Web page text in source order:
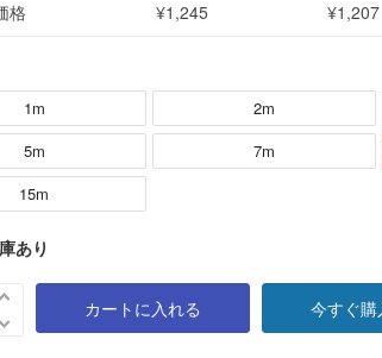
格 ¥1,245 ¥1,207
1m 2m
5m
7m
15m
あり
カートに入れる 今すぐ購